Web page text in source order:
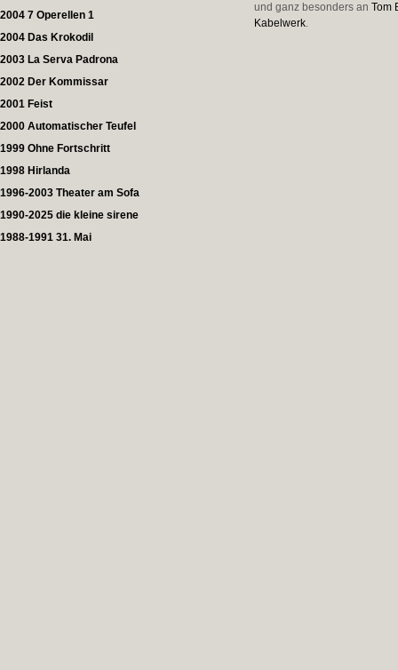
2004 7 Operellen 1
2004 Das Krokodil
2003 La Serva Padrona
2002 Der Kommissar
2001 Feist
2000 Automatischer Teufel
1999 Ohne Fortschritt
1998 Hirlanda
1996-2003 Theater am Sofa
1990-2025 die kleine sirene
1988-1991 31. Mai
und ganz besonders anTom
Kabelwerk.